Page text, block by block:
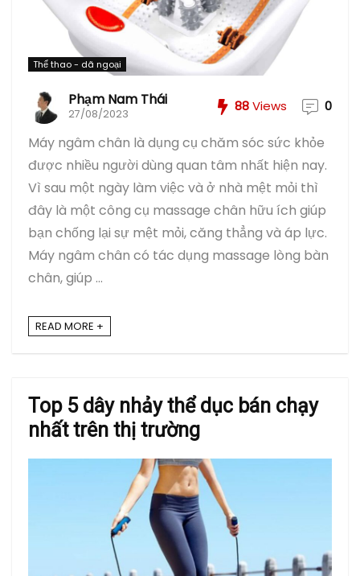
Thể thao - dã ngoại
Phạm Nam Thái
27/08/2023 88Views 0
Máy ngâm chân là dụng cụ chăm sóc sức khỏe
được nhiều người dùng quan tâm nhất hiện nay.
Vì sau một ngày làm việc và ở nhà mệt mỏi thì
đây là một công cụ massage chân hữu ích giúp
bạn chống lại sự mệt mỏi, căng thẳng và áp lực.
Máy ngâm chân có tác dụng massage lòng bàn
chân, giúp ...
READ MORE +
Top 5 dây nhảy thể dục bán chạy
nhất trên thị trường